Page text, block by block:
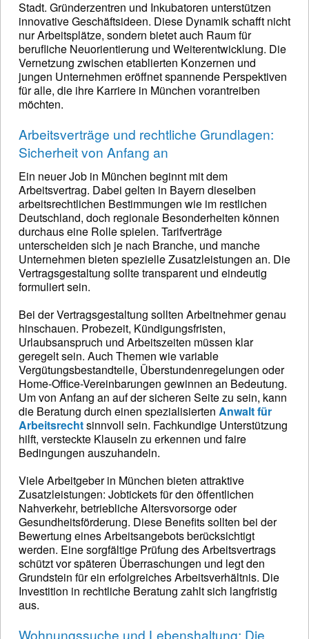
Stadt. Gründerzentren und Inkubatoren unterstützen
innovative Geschäftsideen. Diese Dynamik schafft nicht
nur Arbeitsplätze, sondern bietet auch Raum für
berufliche Neuorientierung und Weiterentwicklung. Die
Vernetzung zwischen etablierten Konzernen und
jungen Unternehmen eröffnet spannende Perspektiven
für alle, die ihre Karriere in München vorantreiben
möchten.
Arbeitsverträge und rechtliche Grundlagen:
Sicherheit von Anfang an
Ein neuer Job in München beginnt mit dem
Arbeitsvertrag. Dabei gelten in Bayern dieselben
arbeitsrechtlichen Bestimmungen wie im restlichen
Deutschland, doch regionale Besonderheiten können
durchaus eine Rolle spielen. Tarifverträge
unterscheiden sich je nach Branche, und manche
Unternehmen bieten spezielle Zusatzleistungen an. Die
Vertragsgestaltung sollte transparent und eindeutig
formuliert sein.
Bei der Vertragsgestaltung sollten Arbeitnehmer genau
hinschauen. Probezeit, Kündigungsfristen,
Urlaubsanspruch und Arbeitszeiten müssen klar
geregelt sein. Auch Themen wie variable
Vergütungsbestandteile, Überstundenregelungen oder
Home-Office-Vereinbarungen gewinnen an Bedeutung.
Um von Anfang an auf der sicheren Seite zu sein, kann
die Beratung durch einen spezialisierten Anwalt für
Arbeitsrechtsinnvoll sein. Fachkundige Unterstützung
hilft, versteckte Klauseln zu erkennen und faire
Bedingungen auszuhandeln.
Viele Arbeitgeber in München bieten attraktive
Zusatzleistungen: Jobtickets für den öffentlichen
Nahverkehr, betriebliche Altersvorsorge oder
Gesundheitsförderung. Diese Benefits sollten bei der
Bewertung eines Arbeitsangebots berücksichtigt
werden. Eine sorgfältige Prüfung des Arbeitsvertrags
schützt vor späteren Überraschungen und legt den
Grundstein für ein erfolgreiches Arbeitsverhältnis. Die
Investition in rechtliche Beratung zahlt sich langfristig
aus.
Wohnungssuche und Lebenshaltung: Die